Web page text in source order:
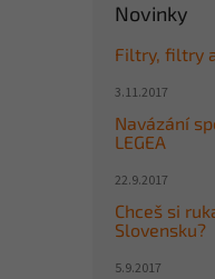
Novinky
Filtry, filtry
3.11.2017
Navázání
LEGEA
22.9.2017
Chceš si
Slovensku?
5.9.2017